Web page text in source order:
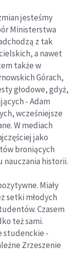
jesteśmy
Ministerstwa
z tak
a nawet
także w
Górach,
głodowe, gdyż,
- Adam
wcześniejsze
W mediach
jako
broniących
nauczania historii.
Miały
setki młodych
Czasem
też sami.
studenckie -
Zrzeszenie